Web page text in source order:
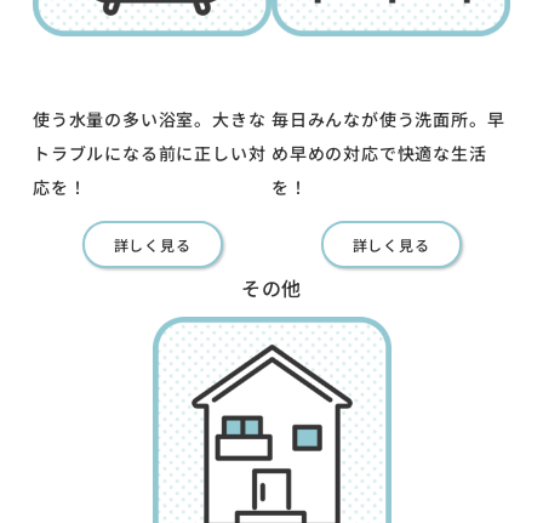
使う水量の多い浴室。大きな
トラブルになる前に正しい対
応を！
詳しく見る
毎日みんなが使う洗面所。早
め早めの対応で快適な生活
を！
詳しく見る
その他